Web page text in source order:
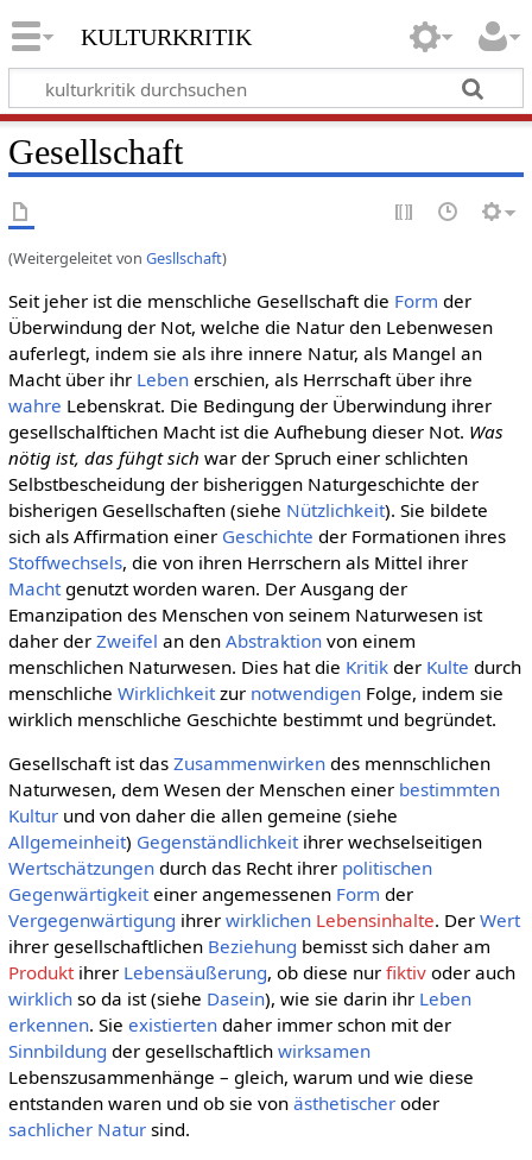
kulturkritik
Gesellschaft
(Weitergeleitet von Gesllschaft)
Seit jeher ist die menschliche Gesellschaft die Form der
Überwindung der Not, welche die Natur den Lebenwesen
auferlegt, indem sie als ihre innere Natur, als Mangel an
Macht über ihr Lebenerschien, als Herrschaft über ihre
wahre Lebenskrat. Die Bedingung der Überwindung ihrer
gesellschalftichen Macht ist die Aufhebung dieser Not. Was
nötig ist, das fühgt sich war der Spruch einer schlichten
Selbstbescheidung der bisheriggen Naturgeschichte der
bisherigen Gesellschaften (siehe Nützlichkeit). Sie bildete
sich als Affirmation einer Geschichte der Formationen ihres
Stoffwechsels, die von ihren Herrschern als Mittel ihrer
Machtgenutzt worden waren. Der Ausgang der
Emanzipation des Menschen von seinem Naturwesen ist
daher der Zweifel an den Abstraktionvon einem
menschlichen Naturwesen. Dies hat die Kritikder Kulte durch
menschliche Wirklichkeitzur notwendigenFolge, indem sie
wirklich menschliche Geschichte bestimmt und begründet.
Gesellschaft ist das Zusammenwirkendes mennschlichen
Naturwesen, dem Wesen der Menschen einer bestimmten
Kulturund von daher die allen gemeine (siehe
Allgemeinheit) Gegenständlichkeitihrer wechselseitigen
Wertschätzungendurch das Recht ihrer politischen
Gegenwärtigkeiteiner angemessenen Form der
Vergegenwärtigung ihrer wirklichen Lebensinhalte. Der Wert
ihrer gesellschaftlichen Beziehung bemisst sich daher am
Produktihrer Lebensäußerung, ob diese nur fiktivoder auch
wirklichso da ist (siehe Dasein), wie sie darin ihr Leben
erkennen. Sie existiertendaher immer schon mit der
Sinnbildung der gesellschaftlich wirksamen
Lebenszusammenhänge – gleich, warum und wie diese
entstanden waren und ob sie von ästhetischeroder
sachlicher Natursind.